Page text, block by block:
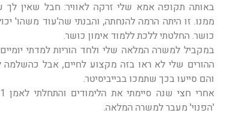
באותה תקופה אמא שלי זרקה לאוויר: חבל שאין לך
ממנו. זו היתה הרמה להנחתה, והבנתי שה'עוד משהו'
כושר. החלטתי ללכת ללמוד אימון כושר.
במקביל למשרה המלאה שלי ולחד הוריות למדתי
ההורים שלי לא ראו בזה מקצוע לחיים, אבל
והם סייעו בכך שתמכו בבייביסיטר.
'הפנוי' מעבר למשרה המלאה.